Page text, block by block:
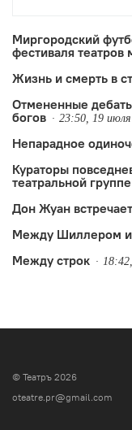
тренды.
Миргородский
фестиваля
Жизнь и смерть в
Отмененные
богов
23:50, 19 июля
Непарадное
Кураторы
театральной
Дон Жуан
Между Шиллером
Между строк
© Театръ 2026
oteatre.pr@gmail.com